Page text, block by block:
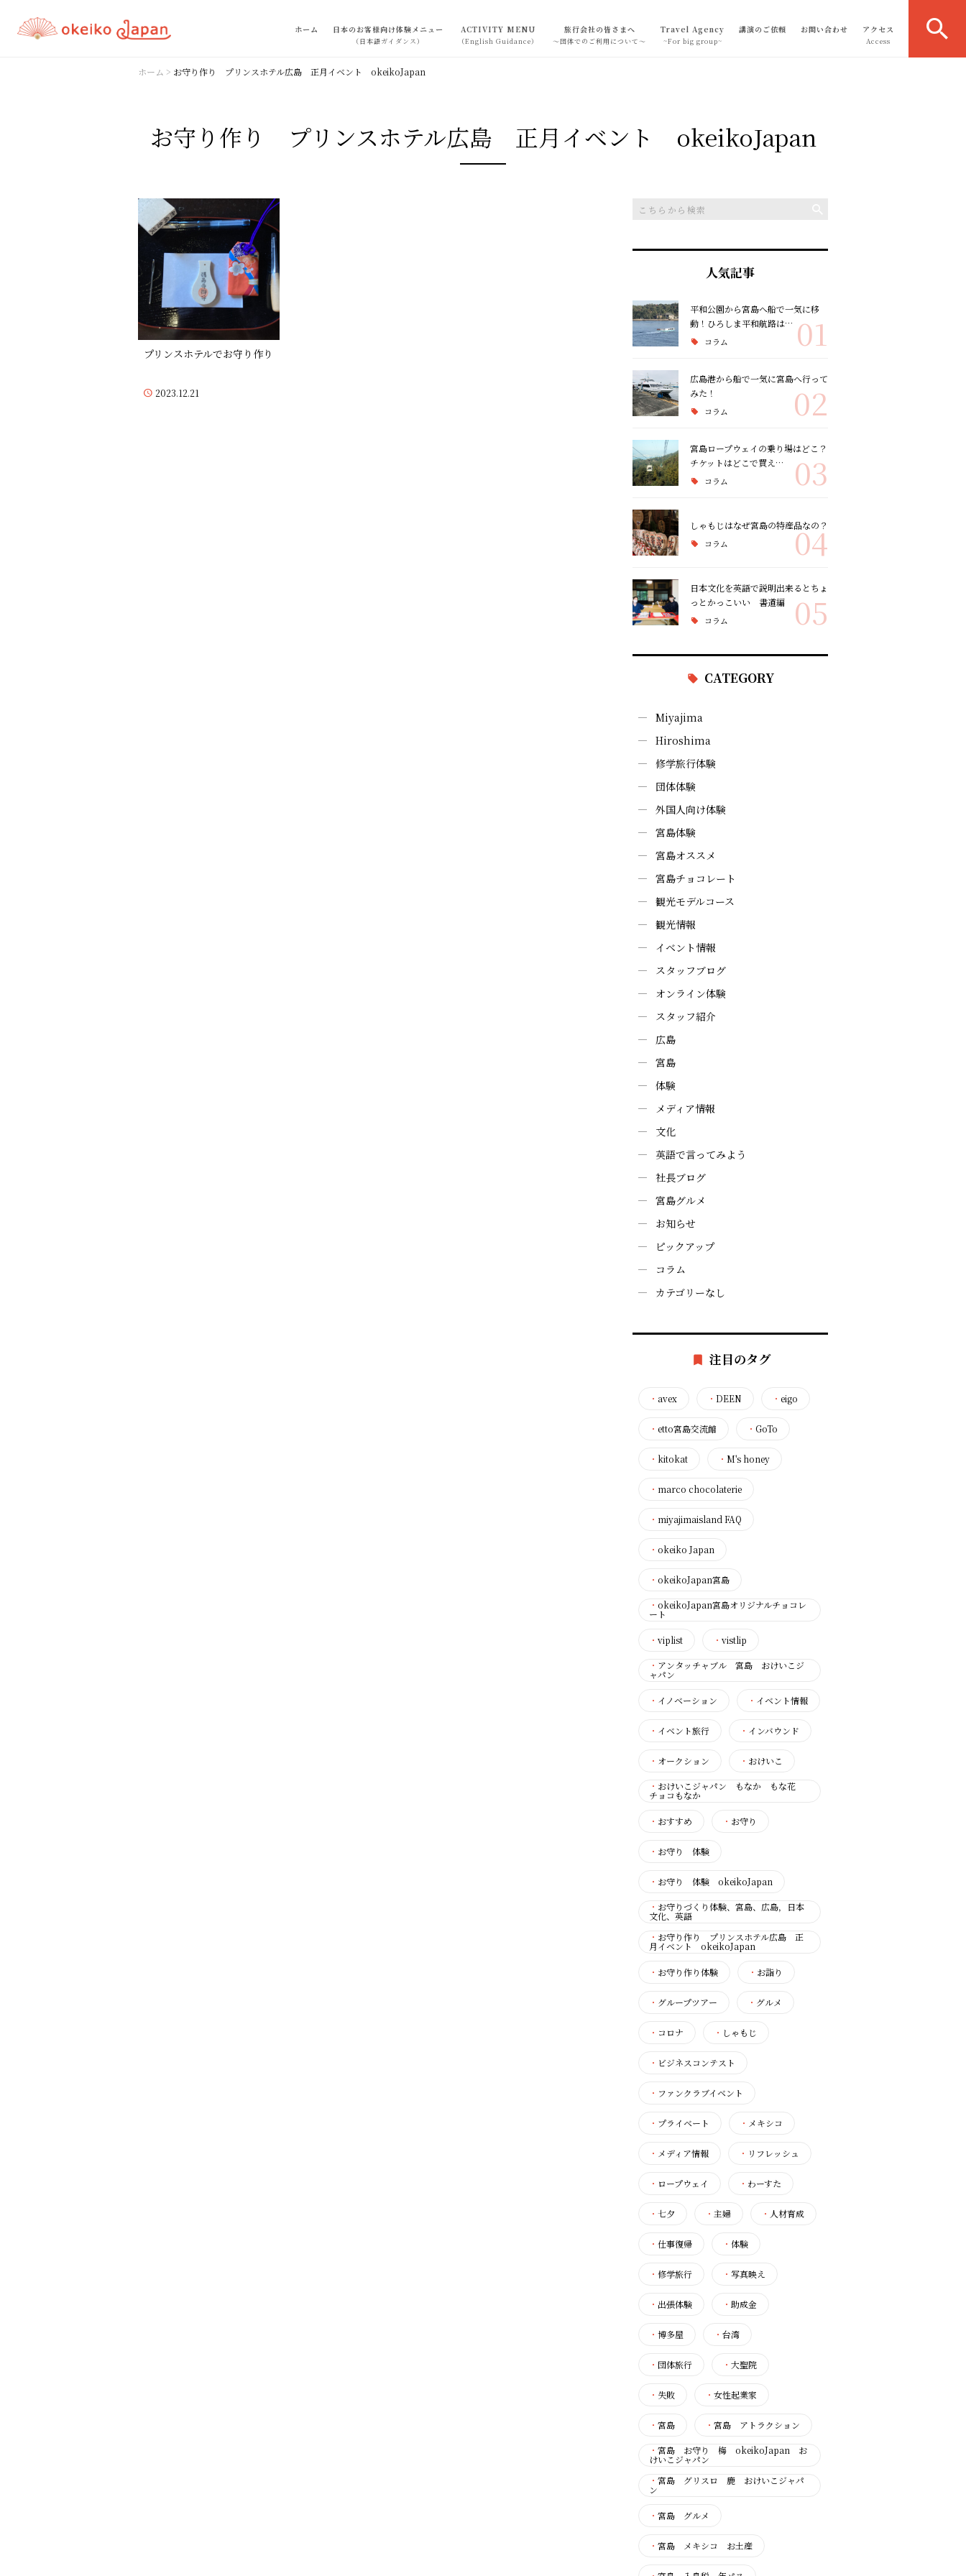
ホーム 日本のお客様向け体験メニュー
（日本語ガイダンス）
ACTIVITY MENU
（English Guidance）
旅行会社の皆さまへ
～団体でのご利用について～
Travel Agency
~For big group~
講演のご依頼 お問い合わせ アクセス
Access
ホーム > お守り作り プリンスホテル広島 正月イベント okeikoJapan
お守り作り プリンスホテル広島 正月イベント okeikoJapan
プリンスホテルでお守り作り
2023.12.21
人気記事
平和公園から宮島へ船で一気に移
動！ひろしま平和航路は…
コラム 01
広島港から船で一気に宮島へ行って
みた！
コラム 02
宮島ロープウェイの乗り場はどこ？
チケットはどこで買え…
コラム 03
しゃもじはなぜ宮島の特産品なの？
コラム 04
日本文化を英語で説明出来るとちょ
っとかっこいい 書道編
コラム 05
CATEGORY
Miyajima
Hiroshima
修学旅行体験
団体体験
外国人向け体験
宮島体験
宮島オススメ
宮島チョコレート
観光モデルコース
観光情報
イベント情報
スタッフブログ
オンライン体験
スタッフ紹介
広島
宮島
体験
メディア情報
文化
英語で言ってみよう
社長ブログ
宮島グルメ
お知らせ
ピックアップ
コラム
カテゴリーなし
注目のタグ
・ avex ・ DEEN ・ eigo
・ etto宮島交流館 ・ GoTo
・ kitokat ・ M's honey
・ marco chocolaterie
・ miyajimaisland FAQ
・ okeiko Japan
・ okeikoJapan宮島
・ okeikoJapan宮島オリジナルチョコレ
ート
・ viplist ・ vistlip
・ アンタッチャブル 宮島 おけいこジ
ャパン
・ イノベーション ・ イベント情報
・ イベント旅行 ・ インバウンド
・ オークション ・ おけいこ
・ おけいこジャパン もなか もな花
チョコもなか
・ おすすめ ・ お守り
・ お守り 体験
・ お守り 体験 okeikoJapan
・ お守りづくり体験、宮島、広島，日本
文化、英語
・ お守り作り プリンスホテル広島 正
月イベント okeikoJapan
・ お守り作り体験 ・ お詣り
・ グループツアー ・ グルメ
・ コロナ ・ しゃもじ
・ ビジネスコンテスト
・ ファンクラブイベント
・ プライベート ・ メキシコ
・ メディア情報 ・ リフレッシュ
・ ロープウェイ ・ わーすた
・ 七夕 ・ 主婦 ・ 人材育成
・ 仕事復帰 ・ 体験
・ 修学旅行 ・ 写真映え
・ 出張体験 ・ 助成金
・ 博多屋 ・ 台湾
・ 団体旅行 ・ 大聖院
・ 失敗 ・ 女性起業家
・ 宮島 ・ 宮島 アトラクション
・ 宮島 お守り 梅 okeikoJapan お
けいこジャパン
・ 宮島 グリスロ 鹿 おけいこジャパ
ン
・ 宮島 グルメ
・ 宮島 メキシコ お土産